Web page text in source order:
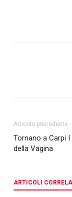
Articolo precedente
Tornano a Carpi
della Vagina
ARTICOLI